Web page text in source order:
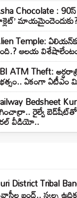
Chocolate :
Temple:
ఆలయ
ATM Theft:
ఏకంగా ఏటీఎం
Bedsheet
రైల్వే
వీడియో..
District Tribal